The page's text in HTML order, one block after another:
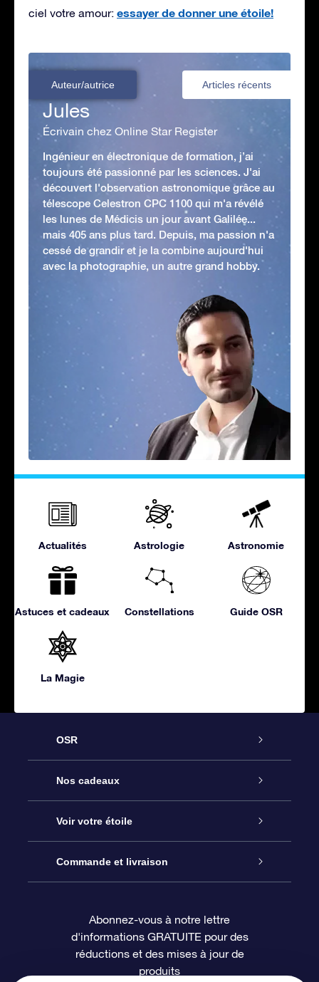
ciel votre amour: essayer de donner une étoile!
Auteur/autrice Articles récents
Jules
Écrivain chez Online Star Register
Ingénieur en électronique de formation, j’ai
toujours été passionné par les sciences. J'ai
découvert l'observation astronomique grâce au
télescope Celestron CPC 1100 qui m'a révélé
les lunes de Médicis un jour avant Galilée...
mais 405 ans plus tard. Depuis, ma passion n'a
cessé de grandir et je la combine aujourd'hui
avec la photographie, un autre grand hobby.
Actualités Astrologie Astronomie
Astuces et cadeaux Constellations Guide OSR
La Magie
OSR
Service
À propos de l’OSR
Nous contacter
Questions fréquemment posées
Revues
Nos cadeaux
Cadeau d’étoile en ligne
Coffret cadeau OSR
Carte cadeau OSR
Voir votre étoile
Registre des étoiles
Page d’accueil personnalisée
Commande et livraison
Informations de paiement
Abonnez-vous à notre lettre
d'informations GRATUITE pour des
réductions et des mises à jour de
produits